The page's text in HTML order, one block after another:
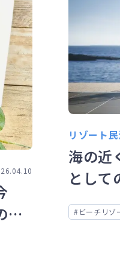
リゾート
海の近
として
ビーチリゾ